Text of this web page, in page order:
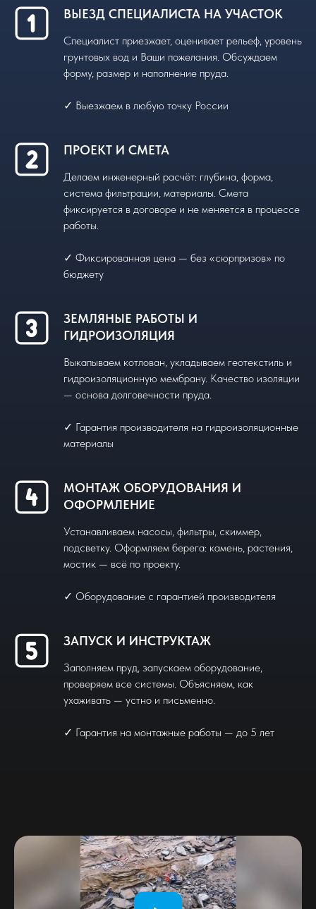
ВЫЕЗД СПЕЦИАЛИСТА НА УЧАСТОК
Специалист приезжает, оценивает рельеф, уровень
грунтовых вод и Ваши пожелания. Обсуждаем
форму, размер и наполнение пруда.
✓ Выезжаем в любую точку России
ПРОЕКТ И СМЕТА
Делаем инженерный расчёт: глубина, форма,
система фильтрации, материалы. Смета
фиксируется в договоре и не меняется в процессе
работы.
✓ Фиксированная цена — без «сюрпризов» по
бюджету
ЗЕМЛЯНЫЕ РАБОТЫ И
ГИДРОИЗОЛЯЦИЯ
Выкапываем котлован, укладываем геотекстиль и
гидроизоляционную мембрану. Качество изоляции
— основа долговечности пруда.
✓ Гарантия производителя на гидроизоляционные
материалы
МОНТАЖ ОБОРУДОВАНИЯ И
ОФОРМЛЕНИЕ
Устанавливаем насосы, фильтры, скиммер,
подсветку. Оформляем берега: камень, растения,
мостик — всё по проекту.
✓ Оборудование с гарантией производителя
ЗАПУСК И ИНСТРУКТАЖ
Заполняем пруд, запускаем оборудование,
проверяем все системы. Объясняем, как
ухаживать — устно и письменно.
✓ Гарантия на монтажные работы — до 5 лет